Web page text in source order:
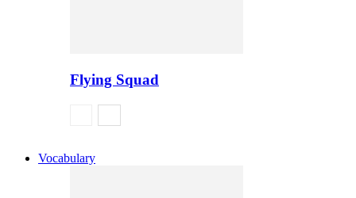
Flying Squad
Vocabulary